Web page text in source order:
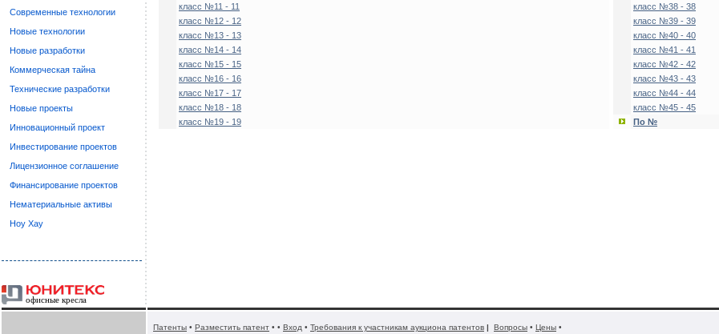
Современные технологии
Новые технологии
Новые разработки
Коммерческая тайна
Технические разработки
Новые проекты
Инновационный проект
Инвестирование проектов
Лицензионное соглашение
Финансирование проектов
Нематериальные активы
Ноу Хау
офисные кресла
класс №11 - 11
класс №12 - 12
класс №13 - 13
класс №14 - 14
класс №15 - 15
класс №16 - 16
класс №17 - 17
класс №18 - 18
класс №19 - 19
класс №38 - 38
класс №39 - 39
класс №40 - 40
класс №41 - 41
класс №42 - 42
класс №43 - 43
класс №44 - 44
класс №45 - 45
По №
Патенты • Разместить патент • • Вход • Требования к участникам аукциона патентов | Вопросы • Цены •